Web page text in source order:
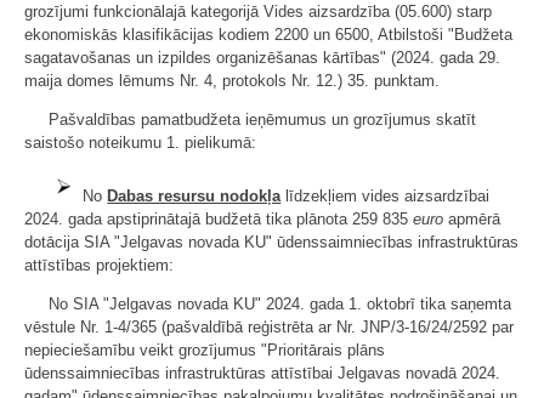
grozījumi funkcionālajā kategorijā Vides aizsardzība (05.600) starp
ekonomiskās klasifikācijas kodiem 2200 un 6500, Atbilstoši "Budžeta
sagatavošanas un izpildes organizēšanas kārtības" (2024. gada 29.
maija domes lēmums Nr. 4, protokols Nr. 12.) 35. punktam.
Pašvaldības pamatbudžeta ieņēmumus un grozījumus skatīt
saistošo noteikumu 1. pielikumā:
No Dabas resursu nodokļalīdzekļiem vides aizsardzībai
2024. gada apstiprinātajā budžetā tika plānota 259 835 euro apmērā
dotācija SIA "Jelgavas novada KU" ūdenssaimniecības infrastruktūras
attīstības projektiem:
No SIA "Jelgavas novada KU" 2024. gada 1. oktobrī tika saņemta
vēstule Nr. 1-4/365 (pašvaldībā reģistrēta ar Nr. JNP/3-16/24/2592 par
nepieciešamību veikt grozījumus "Prioritārais plāns
ūdenssaimniecības infrastruktūras attīstībai Jelgavas novadā 2024.